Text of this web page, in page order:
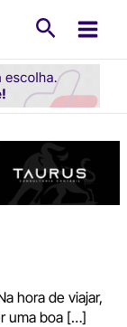
hora de viajar,
uma boa […]